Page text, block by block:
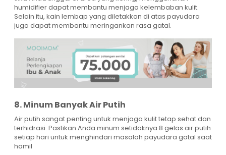
humidifier dapat membantu menjaga kelembaban kulit.
Selain itu, kain lembap yang diletakkan di atas payudara
juga dapat membantu meringankan rasa gatal.
8. Minum Banyak Air Putih
Air putih sangat penting untuk menjaga kulit tetap sehat dan
terhidrasi. Pastikan Anda minum setidaknya 8 gelas air putih
setiap hari untuk menghindari masalah payudara gatal saat
hamil